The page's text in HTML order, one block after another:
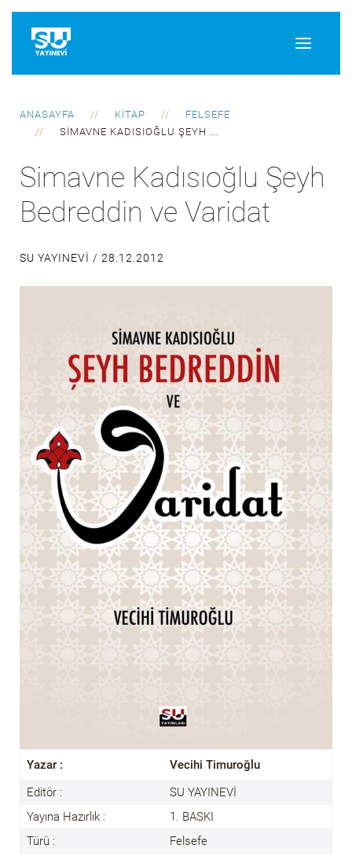
ANASAYFA KITAP
FELSEFE
SIMAVNE KADISIOĞLU ŞEYH ...
Simavne Kadısıoğlu Şeyh
Bedreddin ve Varidat
SU YAYINEVI / 28.12.2012
Yazar :
Vecihi Timuroğlu
Editör :
SU YAYINEVİ
Yayına Hazırlık :
1. BASKI
Türü :
Felsefe